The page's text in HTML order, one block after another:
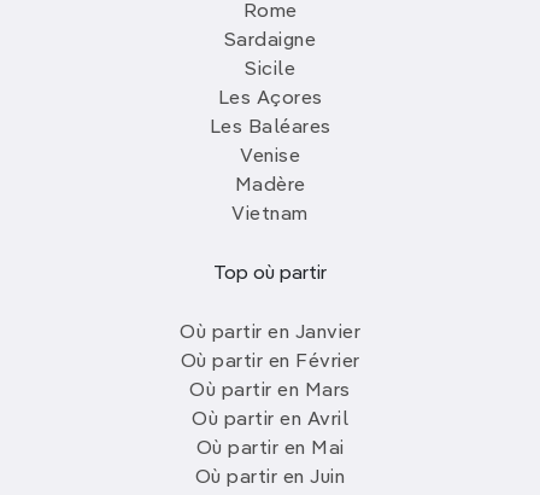
Rome
Sardaigne
Sicile
Les Açores
Les Baléares
Venise
Madère
Vietnam
Top où partir
Où partir en Janvier
Où partir en Février
Où partir en Mars
Où partir en Avril
Où partir en Mai
Où partir en Juin